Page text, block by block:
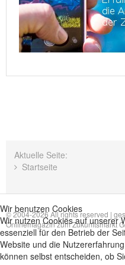
Aktuelle Seite:
Startseite
© 2004-2026 All rights reserved |
Onlinemagazin zum Zukunftsmarkt
Wir benutzen Cookies
Wir nutzen Cookies auf unserer
essenziell für den Betrieb der
Website und die
können selbst entscheiden, ob